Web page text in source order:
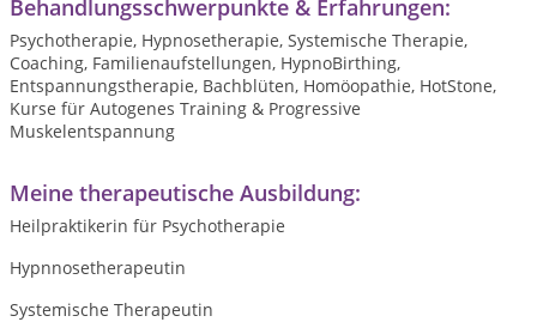
Behandlungsschwerpunkte & Erfahrungen:
Psychotherapie, Hypnosetherapie, Systemische Therapie,
Coaching, Familienaufstellungen, HypnoBirthing,
Entspannungstherapie, Bachblüten, Homöopathie, HotStone,
Kurse für Autogenes Training & Progressive
Muskelentspannung
Meine therapeutische Ausbildung:
Heilpraktikerin für Psychotherapie
Hypnnosetherapeutin
Systemische Therapeutin